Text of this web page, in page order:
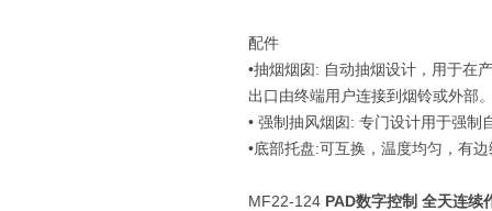
配件
•抽烟烟囱: 自动抽烟设计，用于在
出口由终端用户连接到烟铃或外部
• 强制抽风烟囱: 专门设计用于强
•底部托盘:可互换，温度均匀，有
MF22-124 PAD数字控制 全天连续